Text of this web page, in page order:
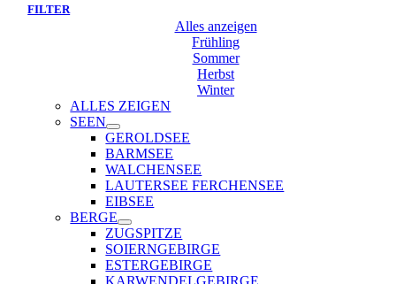
FILTER
Alles anzeigen
Frühling
Sommer
Herbst
Winter
ALLES ZEIGEN
SEEN
GEROLDSEE
BARMSEE
WALCHENSEE
LAUTERSEE FERCHENSEE
EIBSEE
BERGE
ZUGSPITZE
SOIERNGEBIRGE
ESTERGEBIRGE
KARWENDELGEBIRGE